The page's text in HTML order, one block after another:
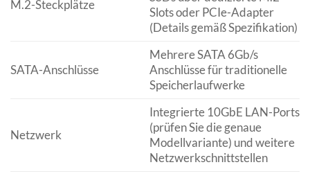
M.2-Steckplätze
Slots oder PCIe-Adapter
(Details gemäß Spezifikation)
SATA-Anschlüsse
Mehrere SATA 6Gb/s
Anschlüsse für traditionelle
Speicherlaufwerke
Netzwerk
Integrierte 10GbE LAN-Ports
(prüfen Sie die genaue
Modellvariante) und weitere
Netzwerkschnittstellen